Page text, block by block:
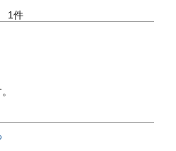
1
は最適です。